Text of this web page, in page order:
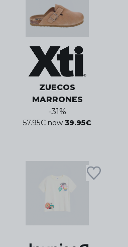
ZUECOS
MARRONES
-31%
57.95€ now 39.95€